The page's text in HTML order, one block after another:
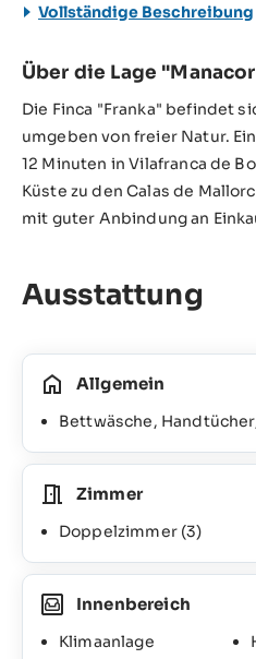
Vollständige Beschreibung
Über die Lage
Die Finca "Franka" befindet
umgeben von freier Natur.
12 Minuten in Vilafranca de
Küste zu den Calas de
mit guter Anbindung an
Ausstattung
Allgemein
Bettwäsche,
Zimmer
Doppelzimmer (3)
Innenbereich
Klimaanlage